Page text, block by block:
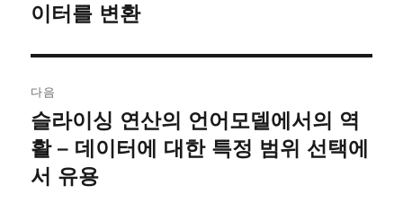
비
게
이
션
전
이터를 변환
다음
다
음
글:
슬라이싱 연산의 언어모델에서의 역
활 – 데이터에 대한 특정 범위 선택에
서 유용